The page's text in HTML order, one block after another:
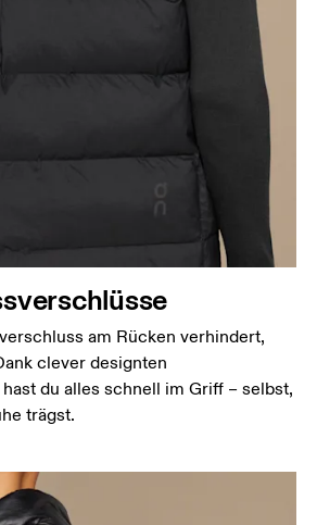
am Rücken verhindert,
clever designten
du alles schnell im Griff – selbst,
trägst.